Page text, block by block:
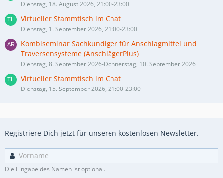
Dienstag, 18. August 2026, 21:00-23:00
Virtueller Stammtisch im Chat
Dienstag, 1. September 2026, 21:00-23:00
Kombiseminar Sachkundiger für Anschlagmittel und
Traversensysteme (AnschlägerPlus)
Dienstag, 8. September 2026-Donnerstag, 10. September 2026
Virtueller Stammtisch im Chat
Dienstag, 15. September 2026, 21:00-23:00
Registriere Dich jetzt für unseren kostenlosen Newsletter.
Die Eingabe des Namen ist optional.